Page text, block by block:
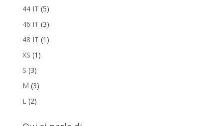
44 IT (5)
46 IT (3)
48 IT (1)
XS (1)
S (3)
M (3)
L (2)